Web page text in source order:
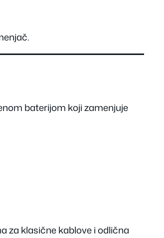
baterijom koji zamenjuje
za klasične kablove i odlična